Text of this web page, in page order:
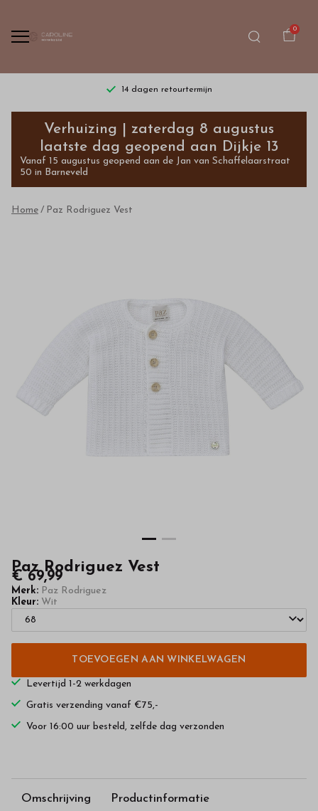
0
14 dagen retourtermijn
Paz
Rodriguez
Vest
kwaliteit
onze
webshop
Verhuizing | zaterdag 8 augustus
laatste dag geopend aan Dijkje 13
Vanaf 15 augustus geopend aan de Jan van Schaffelaarstraat
50 in Barneveld
Home Paz Rodriguez Vest
Paz Rodriguez Vest
€ 69,99
Merk: Paz Rodriguez
Kleur: Wit
TOEVOEGEN AAN WINKELWAGEN
Levertijd 1-2 werkdagen
Gratis verzending vanaf €75,-
Voor 16:00 uur besteld, zelfde dag verzonden
Omschrijving Productinformatie